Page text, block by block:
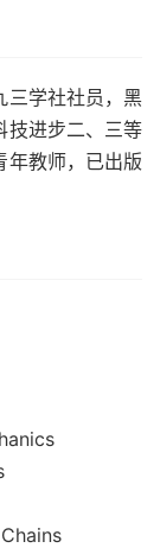
三学社社员，黑
技进步二、三等
年教师，已出版